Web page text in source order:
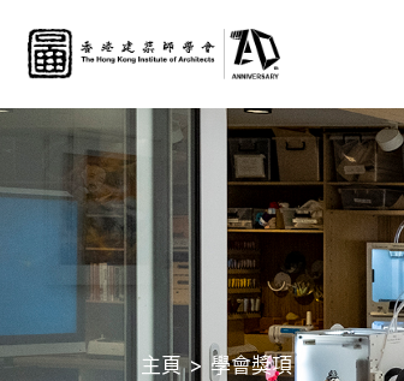
主頁 學會獎項